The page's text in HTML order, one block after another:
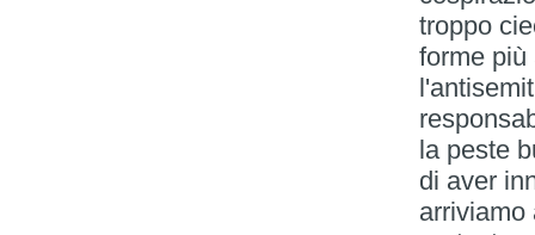
troppo
forme più
la peste
di aver
arriviamo